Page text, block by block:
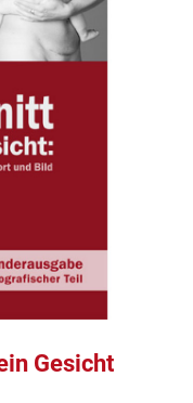
Gesicht